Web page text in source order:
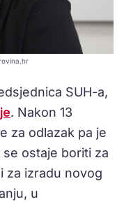
SUH-a,
. Nakon 13
za odlazak pa je
ostaje boriti za
za izradu novog
u